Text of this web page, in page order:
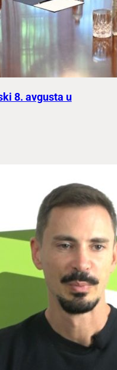
8. avgusta u